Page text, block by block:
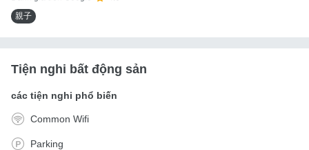
親子
Tiện nghi bất động sản
các tiện nghi phổ biến
Common Wifi
Parking